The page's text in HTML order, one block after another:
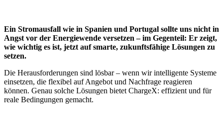
Ein Stromausfall wie in Spanien und Portugal sollte uns nicht in
Angst vor der Energiewende versetzen – im Gegenteil: Er zeigt,
wie wichtig es ist, jetzt auf smarte, zukunftsfähige Lösungen zu
setzen.
Die Herausforderungen sind lösbar – wenn wir intelligente Systeme
einsetzen, die flexibel auf Angebot und Nachfrage reagieren
können. Genau solche Lösungen bietet ChargeX: effizient und für
reale Bedingungen gemacht.